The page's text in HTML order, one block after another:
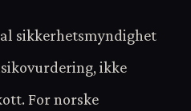
sikkerhetsmyndighet
ikke
For norske